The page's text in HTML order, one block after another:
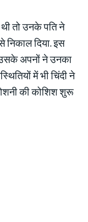
थी तो उनके पति ने
दिया. इस
उसके अपनों ने उनका
में भी चिंदी ने
की कोशिश शुरू